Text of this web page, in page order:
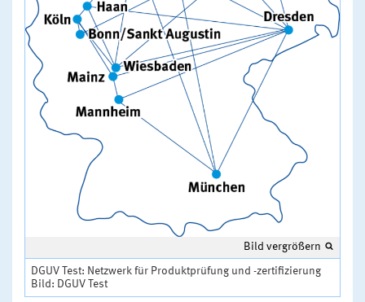
Bild vergrößern
DGUV Test: Netzwerk für Produktprüfung und -zertifizierung
Bild: DGUV Test